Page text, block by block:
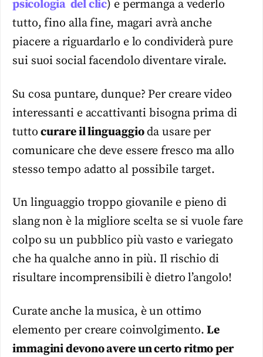
psicologia del clic) e permanga a vederlo
tutto, fino alla fine, magari avrà anche
piacere a riguardarlo e lo condividerà pure
sui suoi social facendolo diventare virale.
Su cosa puntare, dunque? Per creare video
interessanti e accattivanti bisogna prima di
tuttocurare il linguaggioda usare per
comunicare che deve essere fresco ma allo
stesso tempo adatto al possibile target.
Un linguaggio troppo giovanile e pieno di
slang non è la migliore scelta se si vuole fare
colpo su un pubblico più vasto e variegato
che ha qualche anno in più. Il rischio di
risultare incomprensibili è dietro l’angolo!
Curate anche la musica, è un ottimo
elemento per creare coinvolgimento.Le
immagini devono avere un certo ritmo per